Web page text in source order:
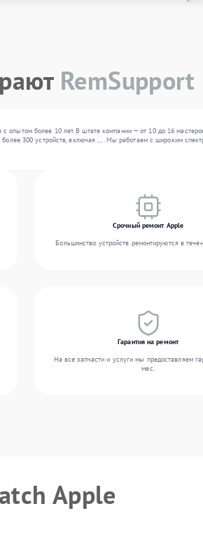
RemSupport
более 10 лет. В штате компании — от 10 до 16
300 устройств, включая , , . Мы работаем с широким
Срочный ремонт Apple
Большинство устройств ремонтируются в
Гарантия на ремонт
На все запчасти и услуги мы предоставляем
мес.
Apple